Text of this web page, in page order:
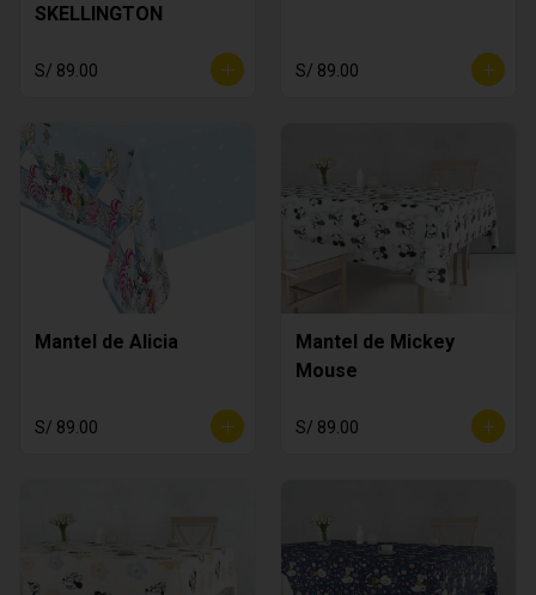
SKELLINGTON
S/ 89.00 S/ 89.00
Mantel de Alicia
S/ 89.00
Mantel de Mickey
Mouse
S/ 89.00